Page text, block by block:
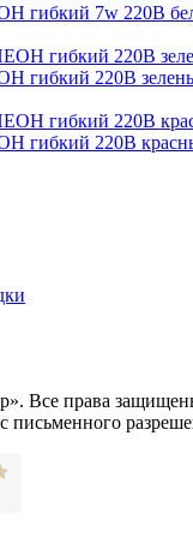
гибкий 7w 220В
гибкий 220В
гибкий 220В
Все права
письменного